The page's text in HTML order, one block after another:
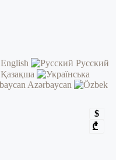
English
Русский
Қазақша
Azərbaycan
$
₾